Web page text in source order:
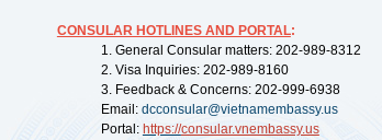
CONSULAR HOTLINES AND PORTAL:
1. General Consular matters: 202-989-8312
2. Visa Inquiries: 202-989-8160
3. Feedback & Concerns: 202-999-6938
Email: dcconsular@vietnamembassy.us
Portal: https://consular.vnembassy.us